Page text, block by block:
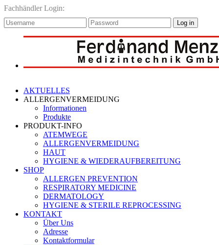
Fachhändler Login:
Log in
AKTUELLES
ALLERGENVERMEIDUNG
Informationen
Produkte
PRODUKT-INFO
ATEMWEGE
ALLERGENVERMEIDUNG
HAUT
HYGIENE & WIEDERAUFBEREITUNG
SHOP
ALLERGEN PREVENTION
RESPIRATORY MEDICINE
DERMATOLOGY
HYGIENE & STERILE REPROCESSING
KONTAKT
Über Uns
Adresse
Kontaktformular